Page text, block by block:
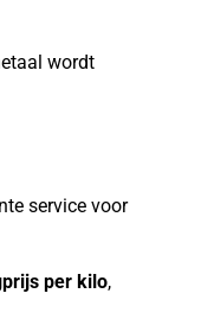
wordt
service voor
per kilo,